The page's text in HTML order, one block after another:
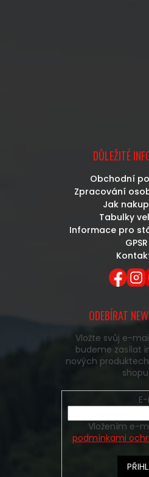
DŮLEŽITÉ
Obchodní
Zpracování
Jak
Tabulky
Informace pro
GPSR
ODEBÍRAT
Vložte svůj e-
budeme zasílat
nových
shopu.
podmínkami